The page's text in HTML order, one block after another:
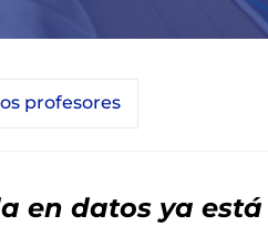
profesores
en datos ya